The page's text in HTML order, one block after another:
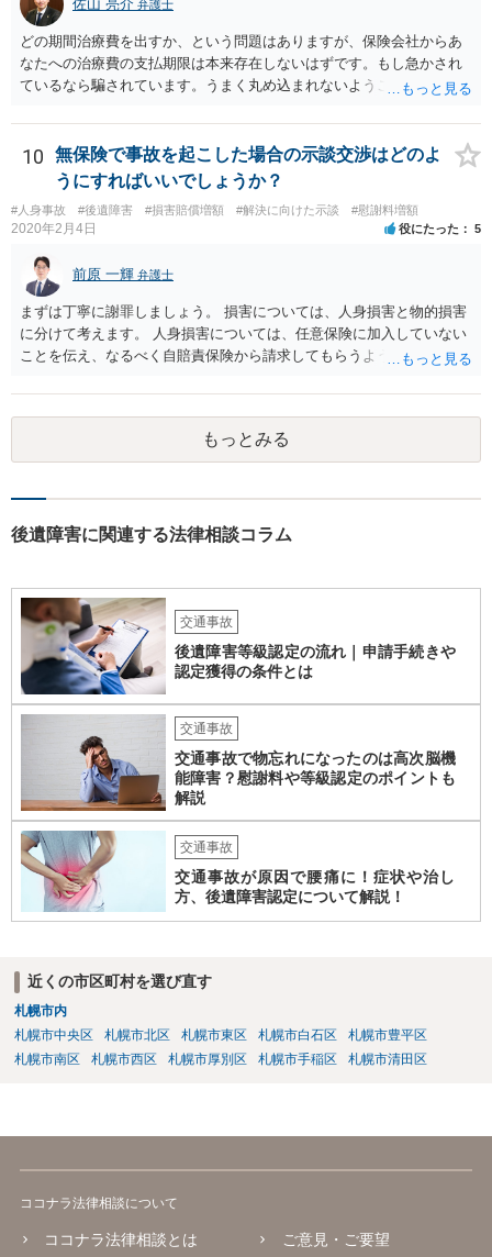
談してみるのが望ましいかもしれません。
佐山 亮介 弁護士
どの期間治療費を出すか、という問題はありますが、保険会社からあ
なたへの治療費の支払期限は本来存在しないはずです。もし急かされ
ているなら騙されています。うまく丸め込まれないようご注意下さ
せんが、受診したならば提出すべきです。
10
無保険で事故を起こした場合の示談交渉はどのよ
うにすればいいでしょうか？
#人身事故 #後遺障害 #損害賠償増額 #解決に向けた示談 #慰謝料増額
2020年2月4日 役にたった 5
前原 一輝 弁護士
まずは丁寧に謝罪しましょう。 損害については、人身損害と物的損害
に分けて考えます。 人身損害については、任意保険に加入していない
ことを伝え、なるべく自賠責保険から請求してもらうようお願いして
願いしてください。 物的損害については、請求の根拠を精査する必要
があり、写真や見積書を送ってもらい、請求金額が正当化をちゃんと
チェックする必要があります。 相談者様の資力がどれだけあるのかは
分かりませんが、資力に応じた対応をして行くほかありません。 訴訟
ャラクターの問題もあるので、どうすればよいのかという正解はあり
合によっては交渉を任せた方がいいかもしれません。
もっとみる
後遺障害に関連する法律相談コラム
交通事故
後遺障害等級認定の流れ｜申請手続きや
認定獲得の条件とは
交通事故
交通事故で物忘れになったのは高次脳機
能障害？慰謝料や等級認定のポイントも
解説
交通事故
交通事故が原因で腰痛に！症状や治し
方、後遺障害認定について解説！
近くの市区町村を選び直す
札幌市内
札幌市中央区
札幌市北区 札幌市東区 札幌市白石区
札幌市豊平区
札幌市南区
札幌市西区 札幌市厚別区 札幌市手稲区 札幌市清田区
ココナラ法律相談について
ココナラ法律相談とは ご意見・ご要望